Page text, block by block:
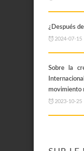
¿Después
2024-07-15
Sobre la
movimiento
2023-10-25